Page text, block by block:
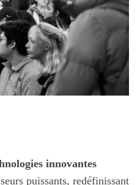
innovantes
puissants, redéfinissant